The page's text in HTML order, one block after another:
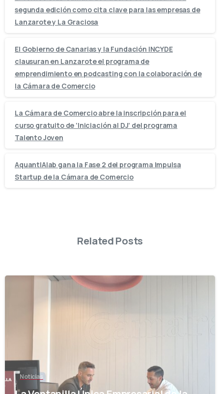
segunda edición como cita clave para las empresas de
Lanzarote y La Graciosa
El Gobierno de Canarias y la Fundación INCYDE
clausuran en Lanzarote el programa de
emprendimiento en podcasting con la colaboración de
la Cámara de Comercio
La Cámara de Comercio abre la inscripción para el
curso gratuito de ‘Iniciación al DJ’ del programa
Talento Joven
AquantIAlab gana la Fase 2 del programa Impulsa
Startup de la Cámara de Comercio
Related Posts
Noticias